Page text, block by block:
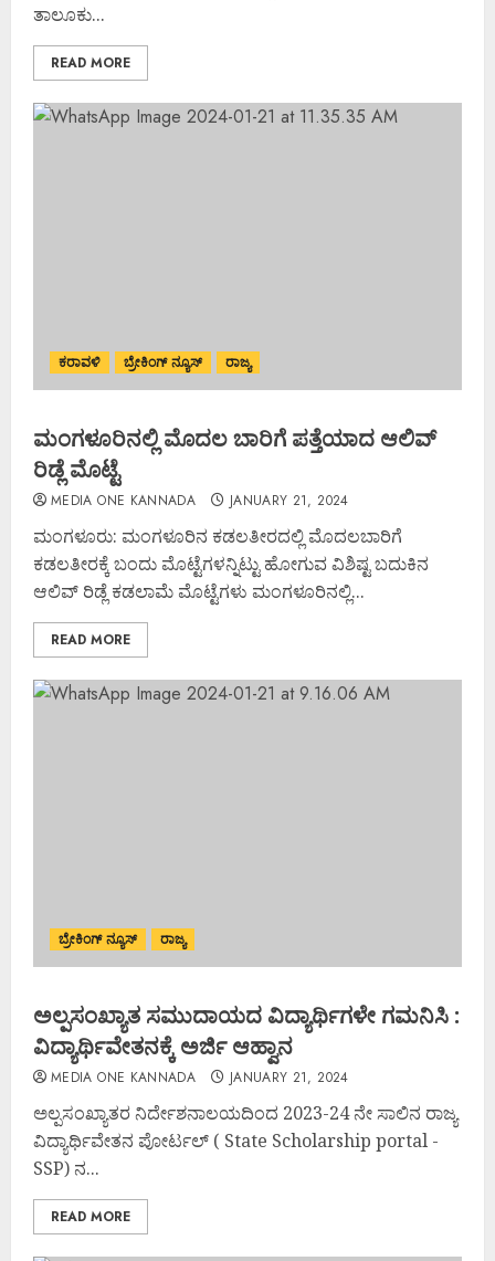
ತಾಲೂಕು...
READ MORE
ಕರಾವಳಿ ಬ್ರೇಕಿಂಗ್ ನ್ಯೂಸ್ ರಾಜ್ಯ
ಮಂಗಳೂರಿನಲ್ಲಿ ಮೊದಲ ಬಾರಿಗೆ ಪತ್ತೆಯಾದ ಆಲಿವ್‌
ರಿಡ್ಲೆ ಮೊಟ್ಟೆ
MEDIA ONE KANNADA JANUARY 21, 2024
ಮಂಗಳೂರು: ಮಂಗಳೂರಿನ ಕಡಲತೀರದಲ್ಲಿ ಮೊದಲಬಾರಿಗೆ
ಕಡಲತೀರಕ್ಕೆ ಬಂದು ಮೊಟ್ಟೆಗಳನ್ನಿಟ್ಟು ಹೋಗುವ ವಿಶಿಷ್ಟ ಬದುಕಿನ
ಆಲಿವ್‌ ರಿಡ್ಲೆ ಕಡಲಾಮೆ ಮೊಟ್ಟೆಗಳು ಮಂಗಳೂರಿನಲ್ಲಿ...
READ MORE
ಬ್ರೇಕಿಂಗ್ ನ್ಯೂಸ್ ರಾಜ್ಯ
ಅಲ್ಪಸಂಖ್ಯಾತ ಸಮುದಾಯದ ವಿದ್ಯಾರ್ಥಿಗಳೇ ಗಮನಿಸಿ :
ವಿದ್ಯಾರ್ಥಿವೇತನಕ್ಕೆ ಅರ್ಜಿ ಆಹ್ವಾನ
MEDIA ONE KANNADA JANUARY 21, 2024
ಅಲ್ಪಸಂಖ್ಯಾತರ ನಿರ್ದೇಶನಾಲಯದಿಂದ 2023-24 ನೇ ಸಾಲಿನ ರಾಜ್ಯ
ವಿದ್ಯಾರ್ಥಿವೇತನ ಪೋರ್ಟಲ್ ( State Scholarship portal -
SSP) ನ...
READ MORE